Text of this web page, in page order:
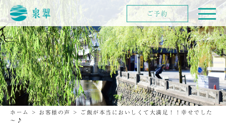
ホーム > お客様の声 > ご飯が本当においしくて大満足！！幸せでした
～♪
ご予約